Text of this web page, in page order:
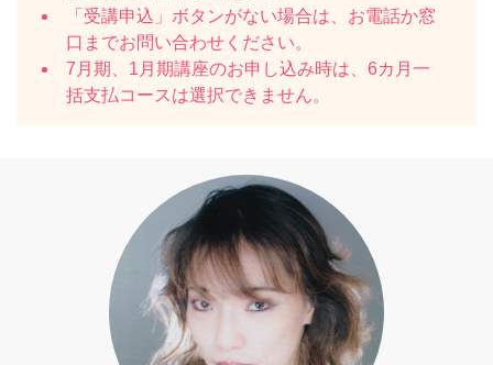
「受講申込」ボタンがない場合は、お電話か窓
口までお問い合わせください。
7月期、1月期講座のお申し込み時は、6カ月一
括支払コースは選択できません。